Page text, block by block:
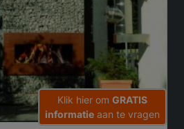
Klik hier om GRATIS
informatie aan te vragen